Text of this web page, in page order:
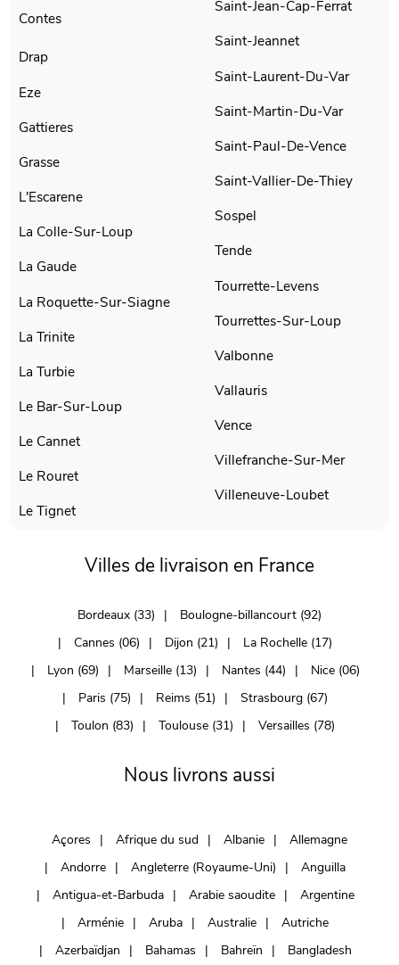
Contes
Drap
Eze
Gattieres
Grasse
L'Escarene
La Colle-Sur-Loup
La Gaude
La Roquette-Sur-Siagne
La Trinite
La Turbie
Le Bar-Sur-Loup
Le Cannet
Le Rouret
Le Tignet
Saint-Jean-Cap-Ferrat
Saint-Jeannet
Saint-Laurent-Du-Var
Saint-Martin-Du-Var
Saint-Paul-De-Vence
Saint-Vallier-De-Thiey
Sospel
Tende
Tourrette-Levens
Tourrettes-Sur-Loup
Valbonne
Vallauris
Vence
Villefranche-Sur-Mer
Villeneuve-Loubet
Villes de livraison en France
Bordeaux (33)
Boulogne-billancourt (92)
Cannes (06)
Dijon (21)
La Rochelle (17)
Lyon (69)
Marseille (13) Nantes (44)
Nice (06)
Paris (75)
Reims (51)
Strasbourg (67)
Toulon (83)
Toulouse (31) Versailles (78)
Nous livrons aussi
Açores Afrique du sud Albanie
Allemagne
Andorre
Angleterre (Royaume-Uni)
Anguilla
Antigua-et-Barbuda
Arabie saoudite
Argentine
Arménie
Aruba Australie
Autriche
Azerbaïdjan
Bahamas Bahreïn
Bangladesh